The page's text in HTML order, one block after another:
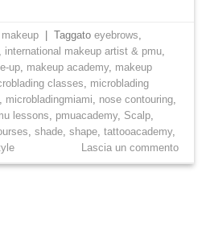
Taggatoeyebrows
international makeup artist & pmu
up makeup academy, makeup
classes
microblading
microbladingmiami nose contouring
lessons pmuacademy, Scalp
,shade ,shape ,tattooacademy,
Lascia un commento